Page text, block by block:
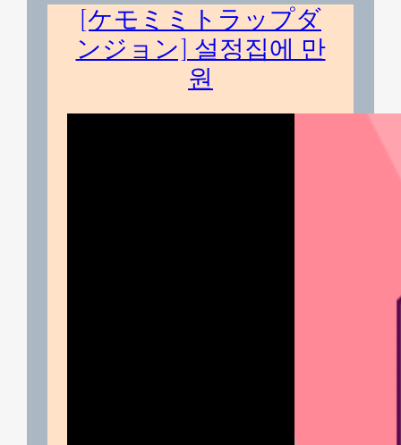
[ケモミミトラップダ
ンジョン] 설정집에 만
원